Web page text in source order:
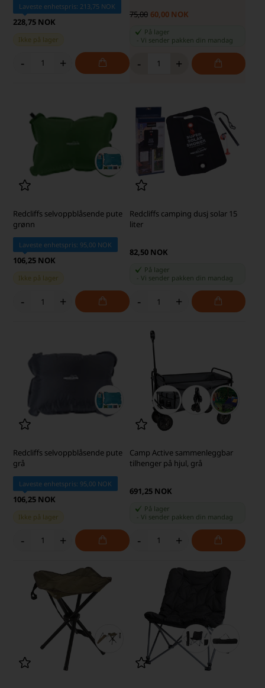
Laveste enhetspris: 213,75 NOK
228,75 NOK
Ikke på lager
- +
75,00 60,00 NOK
På lager
Vi sender pakken din mandag
- +
Redcliffs selvoppblåsende pute
grønn
Laveste enhetspris: 95,00 NOK
106,25 NOK
Ikke på lager
- +
Redcliffs camping dusj solar 15
liter
82,50 NOK
På lager
Vi sender pakken din mandag
- +
Redcliffs selvoppblåsende pute
grå
Laveste enhetspris: 95,00 NOK
106,25 NOK
Ikke på lager
- +
Camp Active sammenleggbar
tilhenger på hjul, grå
691,25 NOK
På lager
Vi sender pakken din mandag
- +